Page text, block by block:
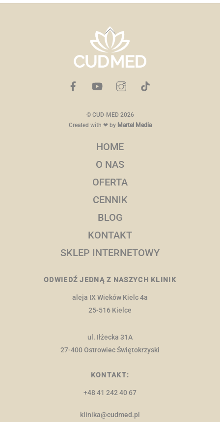
Back
To
Top
© CUD-MED 2026
Created with ❤ by Martel Media
HOME
O NAS
OFERTA
CENNIK
BLOG
KONTAKT
SKLEP INTERNETOWY
ODWIEDŹ JEDNĄ Z NASZYCH KLINIK
aleja IX Wieków Kielc 4a
25-516 Kielce
ul. Iłżecka 31A
27-400 Ostrowiec Świętokrzyski
KONTAKT:
+48 41 242 40 67
klinika@cudmed.pl